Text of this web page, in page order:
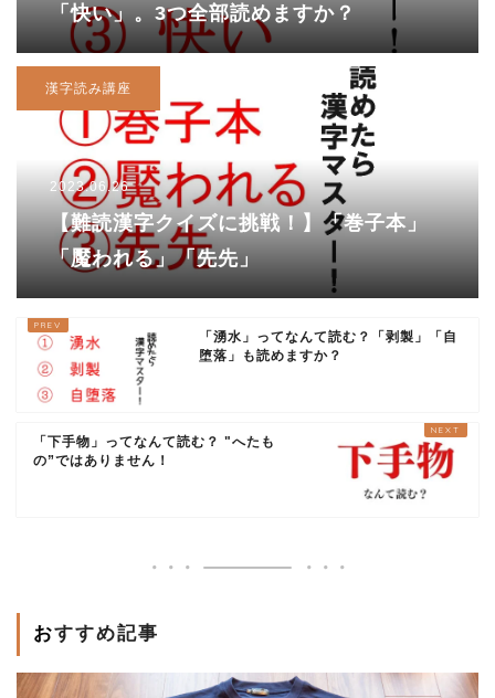
「快い」。3つ全部読めますか？
漢字読み講座
2023.06.26
【難読漢字クイズに挑戦！】「巻子本」
「魘われる」「先先」
「湧水」ってなんて読む？「剥製」「自
堕落」も読めますか？
「下手物」ってなんて読む？ "へたも
の”ではありません！
おすすめ記事